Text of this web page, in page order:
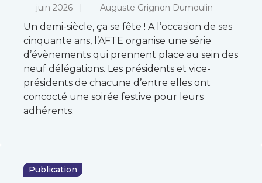
juin 2026
Auguste Grignon Dumoulin
Un demi-siècle, ça se fête ! A l’occasion de ses
cinquante ans, l’AFTE organise une série
d’évènements qui prennent place au sein des
neuf délégations. Les présidents et vice-
présidents de chacune d’entre elles ont
concocté une soirée festive pour leurs
adhérents.
Publication